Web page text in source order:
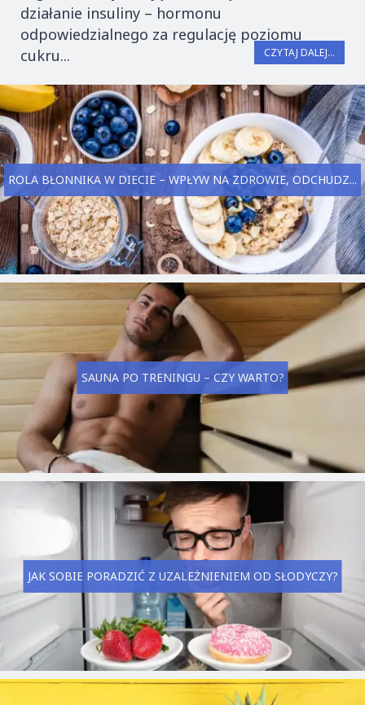
działanie insuliny – hormonu
odpowiedzialnego za regulację poziomu
cukru...
CZYTAJ DALEJ...
ROLA BŁONNIKA W DIECIE – WPŁYW NA ZDROWIE, ODCHUDZ...
SAUNA PO TRENINGU – CZY WARTO?
JAK SOBIE PORADZIĆ Z UZALEŻNIENIEM OD SŁODYCZY?